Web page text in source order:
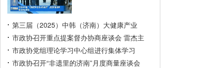
第三届（2025）中韩（济南）大健康产业
市政协召开重点提案督办协商座谈会 雷杰主
市政协党组理论学习中心组进行集体学习
市政协召开“非遗里的济南”月度商量座谈会